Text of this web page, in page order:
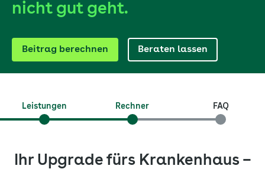
nicht gut geht.
Beitrag berechnen Beraten lassen
Leistungen Rechner FAQ
Ihr Upgrade fürs Krankenhaus –